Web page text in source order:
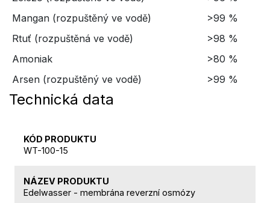
Mangan (rozpuštěný ve vodě)
>99 %
Rtuť (rozpuštěná ve vodě)
>98 %
Amoniak
>80 %
Arsen (rozpuštěný ve vodě)
>99 %
Technická data
KÓD PRODUKTU
WT-100-15
NÁZEV PRODUKTU
Edelwasser - membrána reverzní osmózy